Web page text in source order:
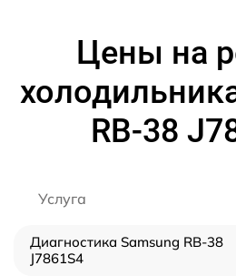
Цены на
RB-38
Услуга
Диагностика Samsung RB-38
J7861S4